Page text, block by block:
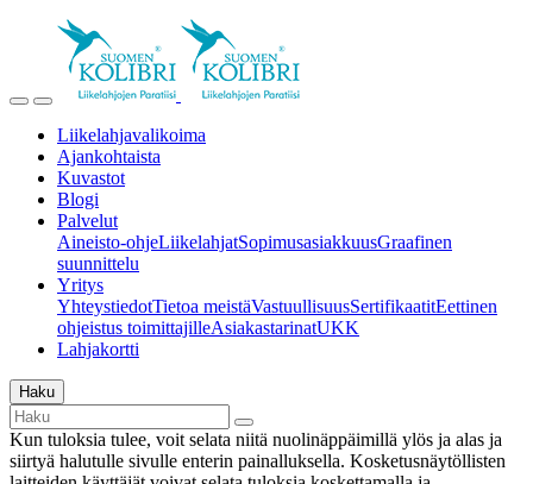
Liikelahjavalikoima
Ajankohtaista
Kuvastot
Blogi
Palvelut
Aineisto-ohjeLiikelahjatSopimusasiakkuusGraafinen
suunnittelu
Yritys
YhteystiedotTietoa meistäVastuullisuusSertifikaatitEettinen
ohjeistus toimittajilleAsiakastarinatUKK
Lahjakortti
Haku
Kun tuloksia tulee, voit selata niitä nuolinäppäimillä ylös ja alas ja
siirtyä halutulle sivulle enterin painalluksella. Kosketusnäytöllisten